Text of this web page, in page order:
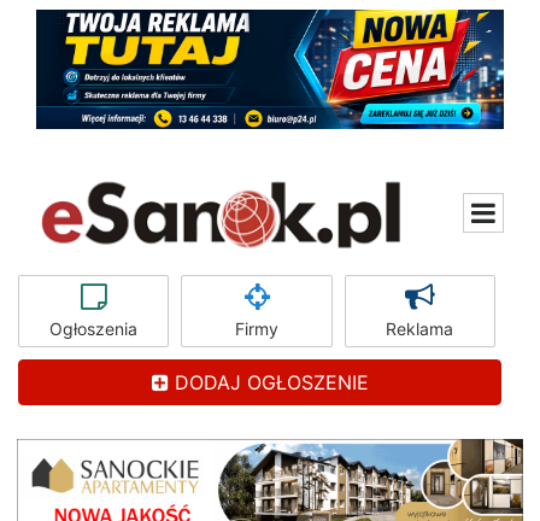
Ogłoszenia Firmy Reklama
DODAJ OGŁOSZENIE